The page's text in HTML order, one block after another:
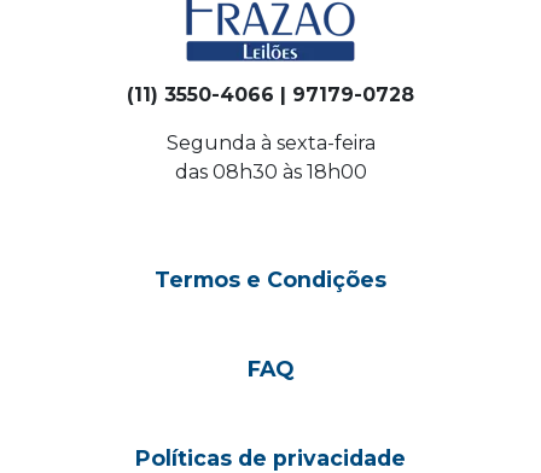
(11) 3550-4066 | 97179-0728
Segunda à sexta-feira
das 08h30 às 18h00
Termos e Condições
FAQ
Políticas de privacidade